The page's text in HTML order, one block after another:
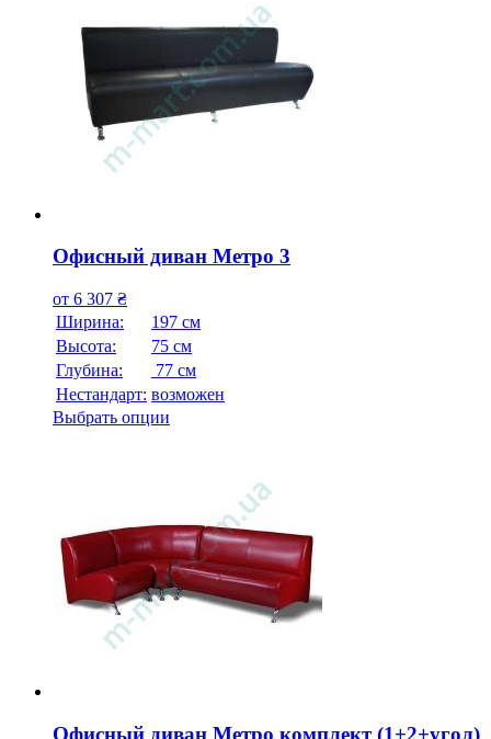
Офисный диван Метро 3
от 6 307 ₴
Ширина:
197 см
Высота:
75 см
Глубина:
77 см
Нестандарт: возможен
Выбрать опции
Офисный диван Метро комплект (1+2+угол)